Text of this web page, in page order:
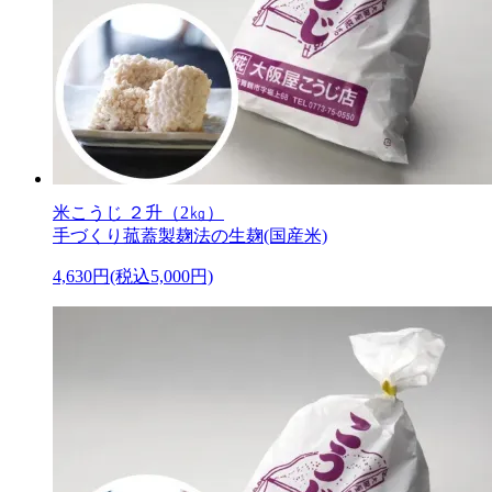
米こうじ ２升（2㎏）
手づくり菰蓋製麹法の生麹(国産米)
4,630円(税込5,000円)